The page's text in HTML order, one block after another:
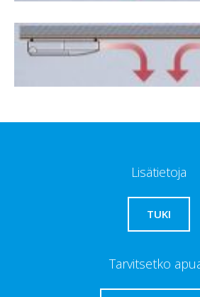
Lisätietoja
TUKI
Tarvitsetko